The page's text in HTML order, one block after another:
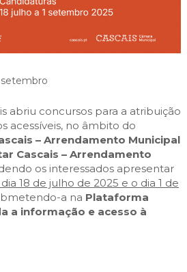
setembro
abriu concursos para a atribuição
acessíveis, no âmbito do
– Arrendamento Municipal
Cascais – Arrendamento
os interessados apresentar
18 de julho de 2025 e o dia 1 de
a na Plataforma
a informação e acesso à